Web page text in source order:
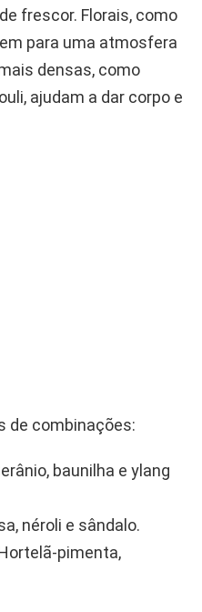
frescor. Florais, como
para uma atmosfera
densas, como
ajudam a dar corpo e
de combinações:
baunilha e ylang
néroli e sândalo.
pimenta,